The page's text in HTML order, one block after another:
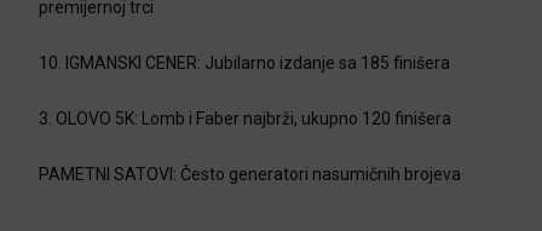
premijernoj trci
10. IGMANSKI CENER: Jubilarno izdanje sa 185 finišera
3. OLOVO 5K: Lomb i Faber najbrži, ukupno 120 finišera
PAMETNI SATOVI: Često generatori nasumičnih brojeva